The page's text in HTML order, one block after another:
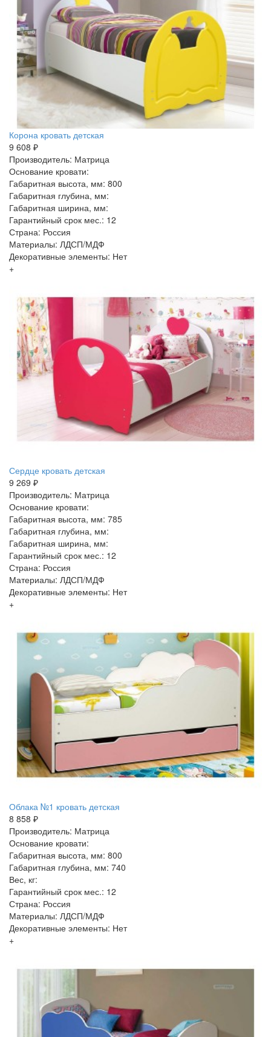
Корона кровать детская
9 608 ₽
Производитель: Матрица
Основание кровати:
Габаритная высота, мм: 800
Габаритная глубина, мм:
Габаритная ширина, мм:
Гарантийный срок мес.: 12
Страна: Россия
Материалы: ЛДСП/МДФ
Декоративные элементы: Нет
+
Сердце кровать детская
9 269 ₽
Производитель: Матрица
Основание кровати:
Габаритная высота, мм: 785
Габаритная глубина, мм:
Габаритная ширина, мм:
Гарантийный срок мес.: 12
Страна: Россия
Материалы: ЛДСП/МДФ
Декоративные элементы: Нет
+
Облака №1 кровать детская
8 858 ₽
Производитель: Матрица
Основание кровати:
Габаритная высота, мм: 800
Габаритная глубина, мм: 740
Вес, кг:
Гарантийный срок мес.: 12
Страна: Россия
Материалы: ЛДСП/МДФ
Декоративные элементы: Нет
+